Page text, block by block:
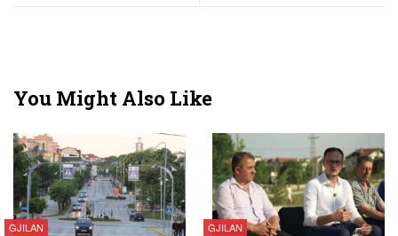
You Might Also Like
GJILAN GJILAN